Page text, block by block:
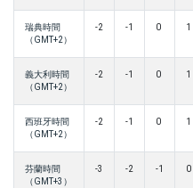
瑞典時間
（GMT+2）
-2 -1 0 1
義大利時間
（GMT+2）
-2 -1 0 1
西班牙時間
（GMT+2）
-2 -1 0 1
芬蘭時間
（GMT+3）
-3 -2 -1 0